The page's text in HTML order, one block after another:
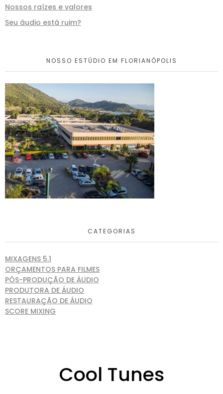
Nossos raízes e valores
Seu áudio está ruim?
NOSSO ESTÚDIO EM FLORIANÓPOLIS
CATEGORIAS
MIXAGENS 5.1
ORÇAMENTOS PARA FILMES
PÓS-PRODUÇÃO DE ÁUDIO
PRODUTORA DE ÁUDIO
RESTAURAÇÃO DE ÁUDIO
SCORE MIXING
Cool Tunes